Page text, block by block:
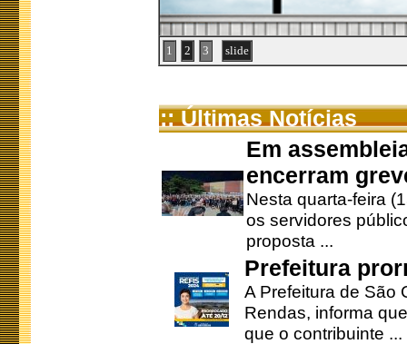
1 2 3 slide
:: Últimas Notícias
Em
encerram
Nesta quarta-feira
os servidores
proposta ...
Prefeitura
A Prefeitura de São
Rendas, informa
que o contribuinte ...